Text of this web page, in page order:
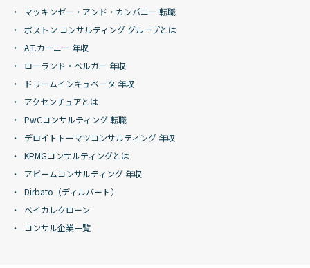
マッキンゼー・アンド・カンパニー 転職
ボストン コンサルティング グループとは
A.T.カーニー 年収
ローランド・ベルガー 年収
ドリームインキュベータ 年収
アクセンチュアとは
PwCコンサルティング 転職
デロイトトーマツコンサルティング 年収
KPMGコンサルティングとは
アビームコンサルティング 年収
Dirbato（ディルバート）
ベイカレクローン
コンサル企業一覧